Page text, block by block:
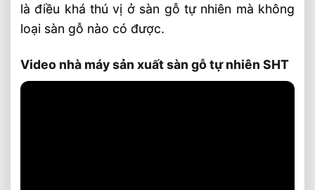
là điều khá thú vị ở sàn gỗ tự nhiên mà không
loại sàn gỗ nào có được.
Video nhà máy sản xuất sàn gỗ tự nhiên SHT